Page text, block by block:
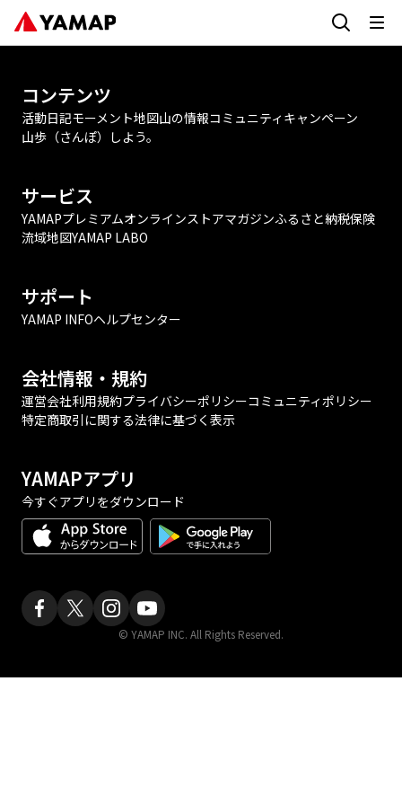
コンテンツ
活動日記モーメント地図山の情報コミュニティ キャンペーン
山歩（さんぽ）しよう。
サービス
YAMAPプレミアムオンラインストアマガジンふるさと納税保険
流域地図YAMAP LABO
サポート
YAMAP INFOヘルプセンター
会社情報・規約
運営会社利用規約プライバシーポリシーコミュニティポリシー
特定商取引に関する法律に基づく表示
YAMAPアプリ
今すぐアプリをダウンロード
© YAMAP INC. All Rights Reserved.